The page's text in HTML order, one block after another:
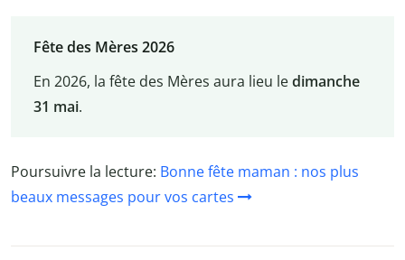
Fête des Mères 2026
En 2026, la fête des Mères aura lieu ledimanche
31 mai.
Poursuivre la lecture: Bonne fête maman : nos plus
beaux messages pour vos cartes